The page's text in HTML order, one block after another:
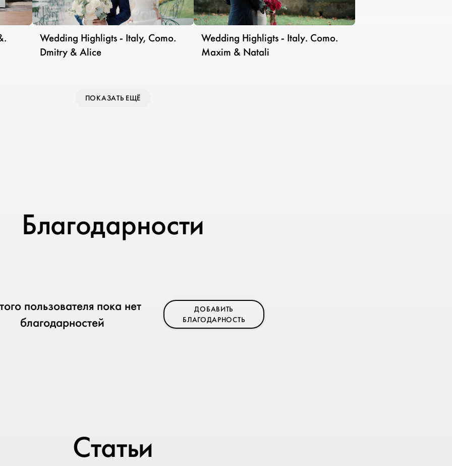
Wedding Highligts - Italy, Como.
Dmitry & Alice
Wedding Highligts - Italy. Como.
Maxim & Natali
ПОКАЗАТЬ ЕЩЁ
Благодарности
пользователя пока нет
благодарностей
ДОБАВИТЬ
БЛАГОДАРНОСТЬ
Статьи